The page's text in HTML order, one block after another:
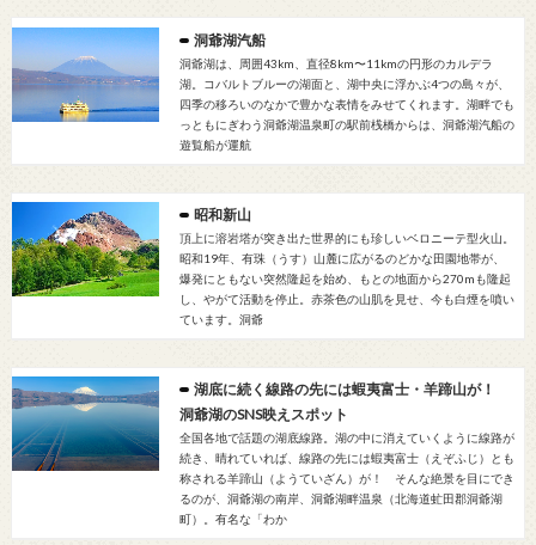
洞爺湖汽船
洞爺湖は、周囲43km、直径8km〜11kmの円形のカルデラ
湖。コバルトブルーの湖面と、湖中央に浮かぶ4つの島々が、
四季の移ろいのなかで豊かな表情をみせてくれます。湖畔でも
っともにぎわう洞爺湖温泉町の駅前桟橋からは、洞爺湖汽船の
遊覧船が運航
昭和新山
頂上に溶岩塔が突き出た世界的にも珍しいベロニーテ型火山。
昭和19年、有珠（うす）山麓に広がるのどかな田園地帯が、
爆発にともない突然隆起を始め、もとの地面から270mも隆起
し、やがて活動を停止。赤茶色の山肌を見せ、今も白煙を噴い
ています。洞爺
湖底に続く線路の先には蝦夷富士・羊蹄山が！
洞爺湖のSNS映えスポット
全国各地で話題の湖底線路。湖の中に消えていくように線路が
続き、晴れていれば、線路の先には蝦夷富士（えぞふじ）とも
称される羊蹄山（ようていざん）が！ そんな絶景を目にでき
るのが、洞爺湖の南岸、洞爺湖畔温泉（北海道虻田郡洞爺湖
町）。有名な「わか